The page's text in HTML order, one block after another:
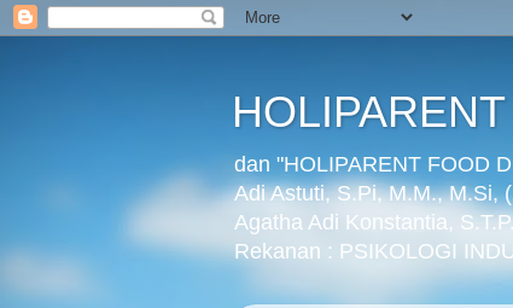
dan "HOLIPARENT FOOD
Adi Astuti, S.Pi, M.M., M.Si,
Agatha Adi Konstantia,
Rekanan : PSIKOLOGI